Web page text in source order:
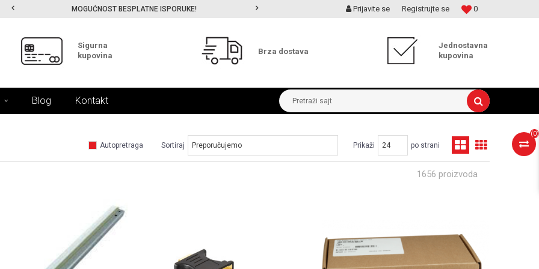
MOGUĆNOST BESPLATNE ISPORUKE! MOGUĆNOST ISPORUKE ZA 24H! 0
Prijavite se Registrujte se
Sigurna
kupovina
Brza dostava
Jednostavna
kupovina
Blog Kontakt Pretraži sajt
(0)
Autopretraga Sortiraj Prikaži po strani
1656 proizvoda